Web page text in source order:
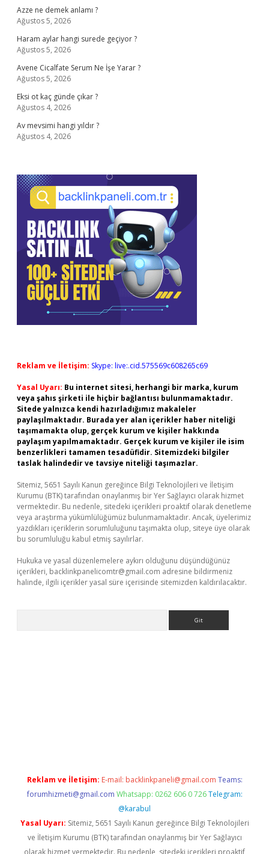
Azze ne demek anlamı ?
Ağustos 5, 2026
Haram aylar hangi surede geçiyor ?
Ağustos 5, 2026
Avene Cicalfate Serum Ne İşe Yarar ?
Ağustos 5, 2026
Eksi ot kaç günde çıkar ?
Ağustos 4, 2026
Av mevsimi hangi yıldır ?
Ağustos 4, 2026
Reklam ve İletişim: Skype: live:.cid.575569c608265c69
Yasal Uyarı: Bu internet sitesi, herhangi bir marka, kurum
veya şahıs şirketi ile hiçbir bağlantısı bulunmamaktadır.
Sitede yalnızca kendi hazırladığımız makaleler
paylaşılmaktadır. Burada yer alan içerikler haber niteliği
taşımamakta olup, gerçek kurum ve kişiler hakkında
paylaşım yapılmamaktadır. Gerçek kurum ve kişiler ile isim
benzerlikleri tamamen tesadüfidir. Sitemizdeki bilgiler
taslak halindedir ve tavsiye niteliği taşımazlar.
Sitemiz, 5651 Sayılı Kanun gereğince Bilgi Teknolojileri ve İletişim
Kurumu (BTK) tarafından onaylanmış bir Yer Sağlayıcı olarak hizmet
vermektedir. Bu nedenle, sitedeki içerikleri proaktif olarak denetleme
veya araştırma yükümlülüğümüz bulunmamaktadır. Ancak, üyelerimiz
yazdıkları içeriklerin sorumluluğunu taşımakta olup, siteye üye olarak
bu sorumluluğu kabul etmiş sayılırlar.
Hukuka ve yasal düzenlemelere aykırı olduğunu düşündüğünüz
içerikleri, backlinkpanelicomtr@gmail.com adresine bildirmeniz
halinde, ilgili içerikler yasal süre içerisinde sitemizden kaldırılacaktır.
Reklam ve İletişim: E-mail: backlinkpaneli@gmail.com Teams:
forumhizmeti@gmail.com Whatsapp: 0262 606 0 726 Telegram:
@karabul
Yasal Uyarı: Sitemiz, 5651 Sayılı Kanun gereğince Bilgi Teknolojileri
ve İletişim Kurumu (BTK) tarafından onaylanmış bir Yer Sağlayıcı
olarak hizmet vermektedir. Bu nedenle, sitedeki içerikleri proaktif